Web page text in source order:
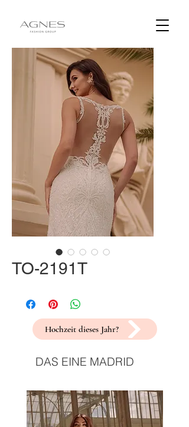
TO-2191T
Hochzeit dieses Jahr?
DAS EINE MADRID